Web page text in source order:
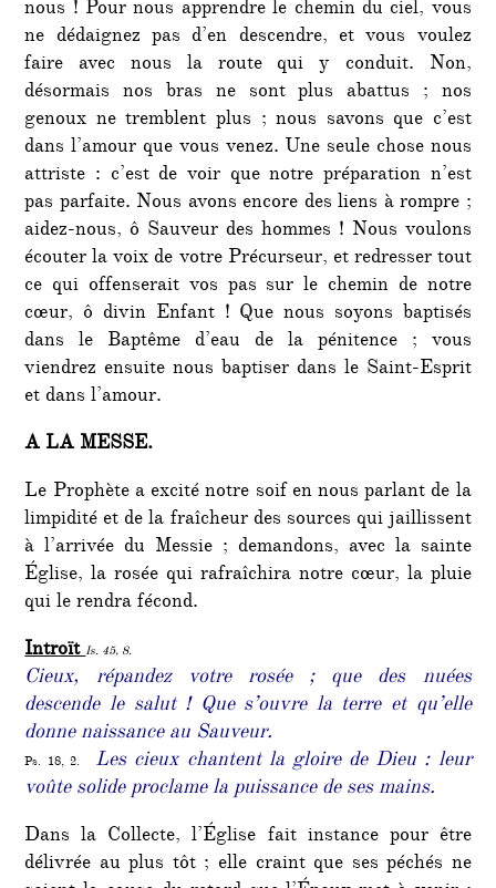
nous ! Pour nous apprendre le chemin du ciel, vous
ne dédaignez pas d’en descendre, et vous voulez
faire avec nous la route qui y conduit. Non,
désormais nos bras ne sont plus abattus ; nos
genoux ne tremblent plus ; nous savons que c’est
dans l’amour que vous venez. Une seule chose nous
attriste : c’est de voir que notre préparation n’est
pas parfaite. Nous avons encore des liens à rompre ;
aidez-nous, ô Sauveur des hommes ! Nous voulons
écouter la voix de votre Précurseur, et redresser tout
ce qui offenserait vos pas sur le chemin de notre
cœur, ô divin Enfant ! Que nous soyons baptisés
dans le Baptême d’eau de la pénitence ; vous
viendrez ensuite nous baptiser dans le Saint-Esprit
et dans l’amour.
A LA MESSE.
Le Prophète a excité notre soif en nous parlant de la
limpidité et de la fraîcheur des sources qui jaillissent
à l’arrivée du Messie ; demandons, avec la sainte
Église, la rosée qui rafraîchira notre cœur, la pluie
qui le rendra fécond.
IntroïtIs. 45, 8.
Cieux, répandez votre rosée ; que des nuées
descende le salut ! Que s’ouvre la terre et qu’elle
donne naissance au Sauveur.
Ps. 18, 2.
Les cieux chantent la gloire de Dieu : leur
voûte solide proclame la puissance de ses mains.
Dans la Collecte, l’Église fait instance pour être
délivrée au plus tôt ; elle craint que ses péchés ne